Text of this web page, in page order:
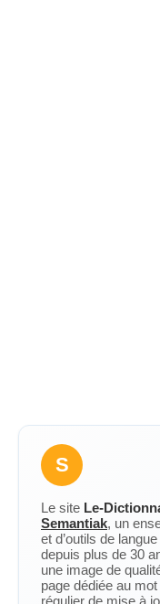
S
Le site Le-
Semantiak, un
et d’outils de
depuis plus de 30
une image de
page dédiée au mot
régulier de mise à